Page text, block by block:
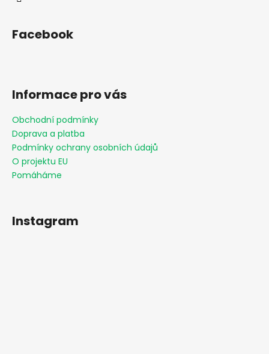
Facebook
Informace pro vás
Obchodní podmínky
Doprava a platba
Podmínky ochrany osobních údajů
O projektu EU
Pomáháme
Instagram